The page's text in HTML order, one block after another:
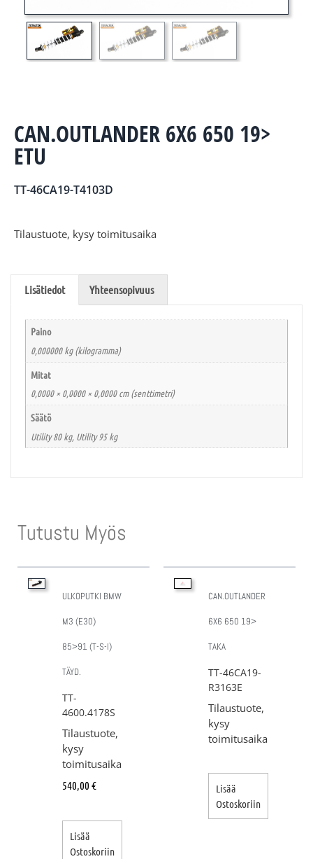
CAN.OUTLANDER 6X6 650 19>
ETU
TT-46CA19-T4103D
Tilaustuote, kysy toimitusaika
Lisätiedot Yhteensopivuus
Paino
0,000000 kg (kilogramma)
Mitat
0,0000 × 0,0000 × 0,0000 cm (senttimetri)
Säätö
Utility 80 kg, Utility 95 kg
Tutustu Myös
ULKOPUTKI BMW
M3 (E30)
85>91 (T-S-I)
TÄYD.
TT-
4600.4178S
Tilaustuote,
kysy
toimitusaika
540,00 €
Lisää
Ostoskoriin
CAN.OUTLANDER
6X6 650 19>
TAKA
TT-46CA19-
R3163E
Tilaustuote,
kysy
toimitusaika
Lisää
Ostoskoriin